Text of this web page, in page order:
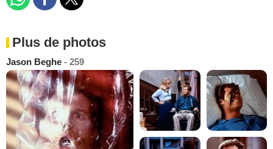
Plus de photos
Jason Beghe - 259